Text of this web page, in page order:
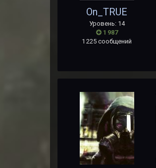
On_TRUE
Уровень: 14
1 987
1 225 сообщений